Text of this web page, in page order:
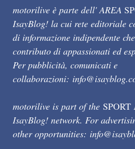
motorilive è parte dell' AREA
IsayBlog! la cui rete editoriale
di informazione indipendente
contributo di appassionati ed
Per pubblicità, comunicati e
collaborazioni:
motorilive is part of the
IsayBlog! network. For
other opportunities: